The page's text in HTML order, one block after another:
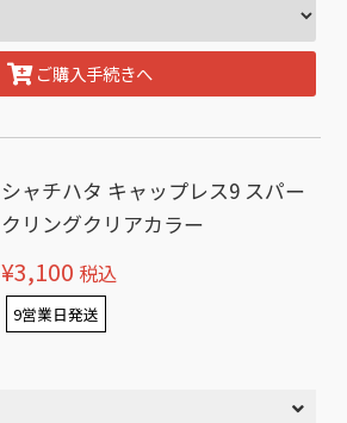
ご購入手続きへ
シャチハタ キャップレス9 スパー
クリングクリアカラー
¥3,100 税込
9営業日発送